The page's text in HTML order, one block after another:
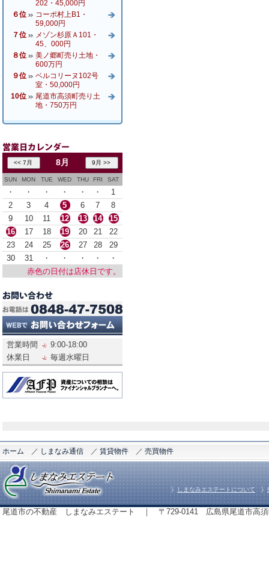
202・45,000円
６位
コーポ村上B1・
59,000円
７位
メゾン杉原Ａ101・
45、000円
８位
美ノ郷町売り土地・
600万円
９位
ベルコリーヌ102号
室・50,000円
10位
尾道市高須町売り土
地・750万円
8月
SUN MON TUE WED THU FRI SAT
・ ・ ・ ・ ・ ・
1
2
3 4 5 6 7
8
9
10 11 12 13 14
15
16
17 18 19 20 21
22
23
24 25 26 27 28
29
30
31 ・ ・ ・ ・
・
赤色の日付は店休日です。
営業時間
9:00-18:00
休業日
毎週水曜日
ホーム ／ しまなみ通信 ／ 賃貸物件 ／ 売買物件
しまなみエステートについて
尾道市の不動産 しまなみエステート ｜ 〒729-0141 広島県尾道市高